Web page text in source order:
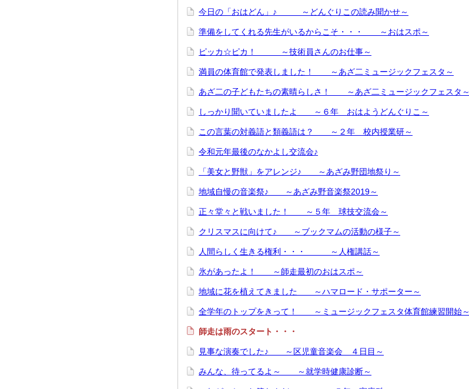
今日の「おはどん」♪ ～どんぐりこの読み聞かせ～
準備をしてくれる先生がいるからこそ・・・ ～おはスポ～
ピッカ☆ピカ！ ～技術員さんのお仕事～
満員の体育館で発表しました！ ～あざ二ミュージックフェスタ～
あざ二の子どもたちの素晴らしさ！ ～あざ二ミュージックフェスタ～
しっかり聞いていましたよ ～６年 おはようどんぐりこ～
この言葉の対義語と類義語は？ ～２年 校内授業研～
令和元年最後のなかよし交流会♪
「美女と野獣」をアレンジ♪ ～あざみ野団地祭り～
地域自慢の音楽祭♪ ～あざみ野音楽祭2019～
正々堂々と戦いました！ ～５年 球技交流会～
クリスマスに向けて♪ ～ブックマムの活動の様子～
人間らしく生きる権利・・・ ～人権講話～
氷があったよ！ ～師走最初のおはスポ～
地域に花を植えてきました ～ハマロード・サポーター～
全学年のトップをきって！ ～ミュージックフェスタ体育館練習開始～
師走は雨のスタート・・・
見事な演奏でした♪ ～区児童音楽会 ４日目～
みんな、待ってるよ～ ～就学時健康診断～